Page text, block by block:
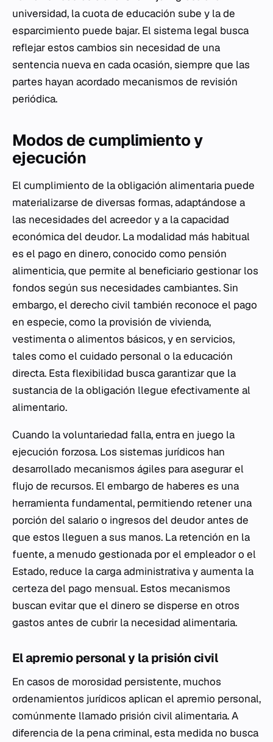
universidad, la cuota de educación sube y la de
esparcimiento puede bajar. El sistema legal busca
reflejar estos cambios sin necesidad de una
sentencia nueva en cada ocasión, siempre que las
partes hayan acordado mecanismos de revisión
periódica.
Modos de cumplimiento y
ejecución
El cumplimiento de la obligación alimentaria puede
materializarse de diversas formas, adaptándose a
las necesidades del acreedor y a la capacidad
económica del deudor. La modalidad más habitual
es el pago en dinero, conocido como pensión
alimenticia, que permite al beneficiario gestionar los
fondos según sus necesidades cambiantes. Sin
embargo, el derecho civil también reconoce el pago
en especie, como la provisión de vivienda,
vestimenta o alimentos básicos, y en servicios,
tales como el cuidado personal o la educación
directa. Esta flexibilidad busca garantizar que la
sustancia de la obligación llegue efectivamente al
alimentario.
Cuando la voluntariedad falla, entra en juego la
ejecución forzosa. Los sistemas jurídicos han
desarrollado mecanismos ágiles para asegurar el
flujo de recursos. El embargo de haberes es una
herramienta fundamental, permitiendo retener una
porción del salario o ingresos del deudor antes de
que estos lleguen a sus manos. La retención en la
fuente, a menudo gestionada por el empleador o el
Estado, reduce la carga administrativa y aumenta la
certeza del pago mensual. Estos mecanismos
buscan evitar que el dinero se disperse en otros
gastos antes de cubrir la necesidad alimentaria.
El apremio personal y la prisión civil
En casos de morosidad persistente, muchos
ordenamientos jurídicos aplican el apremio personal,
comúnmente llamado prisión civil alimentaria. A
diferencia de la pena criminal, esta medida no busca